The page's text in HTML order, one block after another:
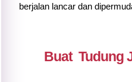
berjalan lancar dan
Buat Tudung